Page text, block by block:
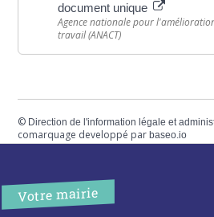
document unique
Agence nationale pour
travail (ANACT)
© Direction de l'information légale et
comarquage developpé parbaseo.io
Votre mairie